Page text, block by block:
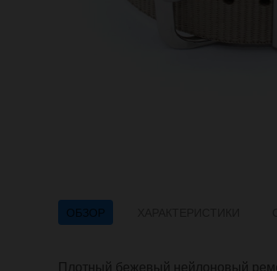
ОБЗОР
Плотный бежевый нейлоновый